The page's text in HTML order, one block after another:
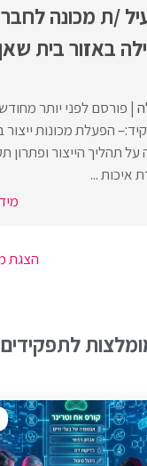
/ת מכונה
באזור בית שאן! 45
פורסם לפני יותר
הפעלת מכונות ייצור
תהליך הייצור ופתרון
איכות ...
הצגת